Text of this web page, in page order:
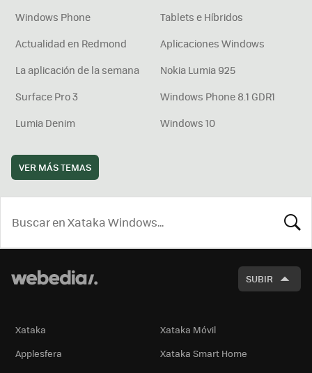
Windows Phone
Tablets e Híbridos
Actualidad en Redmond
Aplicaciones Windows
La aplicación de la semana
Nokia Lumia 925
Surface Pro 3
Windows Phone 8.1 GDR1
Lumia Denim
Windows 10
VER MÁS TEMAS
SUBIR
Xataka
Xataka Móvil
Applesfera
Xataka Smart Home